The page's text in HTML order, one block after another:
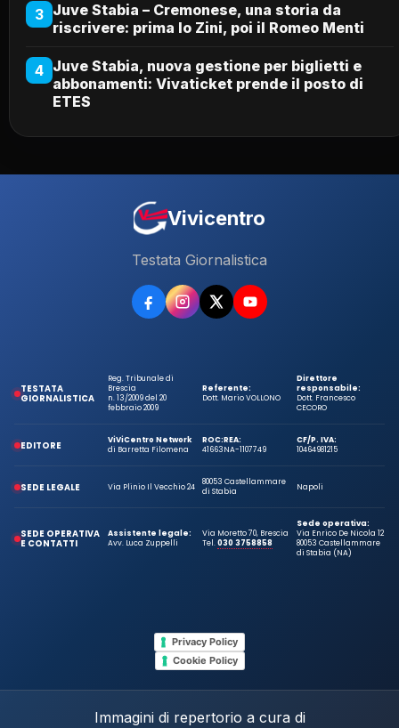
3 Juve Stabia – Cremonese, una storia da
riscrivere: prima lo Zini, poi il Romeo Menti
4 Juve Stabia, nuova gestione per biglietti e
abbonamenti: Vivaticket prende il posto di
ETES
Vivicentro
Testata Giornalistica
TESTATA
GIORNALISTICA
Reg. Tribunale di
Brescia
n. 13/2009 del 20
febbraio 2009
Referente:
Dott. Mario VOLLONO
Direttore
responsabile:
Dott. Francesco
CECORO
EDITORE
ViViCentro Network
di Barretta Filomena
ROC:
41663
REA:
NA-1107749
CF/P. IVA:
10464981215
SEDE LEGALE Via Plinio Il Vecchio 24
80053 Castellammare
di Stabia
Napoli
SEDE OPERATIVA
E CONTATTI
Assistente legale:
Avv. Luca Zuppelli
Via Moretto 70, Brescia
Tel.030 3758858
Sede operativa:
Via Enrico De Nicola 12
80053 Castellammare
di Stabia (NA)
Privacy Policy
Cookie Policy
Immagini di repertorio a cura di